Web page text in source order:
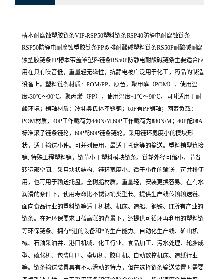
椿本耐腐蚀塑胶链条VIP-RSP50塑料链条RSP40防静电耐腐蚀链条
RSP50防静电耐腐蚀塑胶链条PP双排耐酸碱塑料链条RS50P耐酸碱耐腐
蚀塑胶链条PP椿本带盖罩塑料链条RS50P防静电耐酸碱链条主要适合应
用在具有噪音低，重量轻无磁性，抗静电被广泛用于化工，药品的制造
设备上。塑料链条材质：POM/PP，原色，聚甲醛（POM），使用温
度-30℃～90℃。聚丙烯（PP），使用温度+1℃～90℃，同时适用于耐
酸环境；销轴材质：冷轧奥氏体不锈钢；60P有PP销轴；网带负载：
POM材质，40P工作载荷为440N/M,60P工作载荷为880N/M；40P配08A
标准滚子链条链轮，60P配60P链条链轮。采用链环宽度小的模块形
状，适于输送小件。可并列使用，最适于托盘等的输送。塑料销型连接
销: 特殊工程塑料销，链节小于塑料模块链条。链轮外径可缩小，节省
转运部空间。采用块状结构，链环宽度小。适于小件的输送。可并排使
用，也可用于输送托盘。全树脂材质。重量轻，安装更换容易。在有水
润滑的条件下，使用寿命比不锈钢销类型长。提供生产线传输输送链、
面向食品行业的塑料链等适于机械、机床、造船、钢铁、IT所有产业的
链条。在对环保要求日益高涨的背景下，还提供可循环再利用的塑料链
等环保链条。拥有*进的设备和*的生产能力。自动化生产线、矿山机
械、石油采油井、港口机械、化工行业、食品加工、污水处理、轮胎成
型、硫化机、包装印刷、模切机、胶印机、自动数控机床、造纸行业
等。链条输送装置具有不易滑动的特点，但在选择链条输送装置时需要